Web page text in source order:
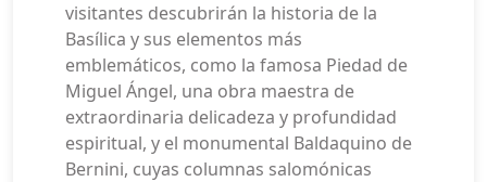
visitantes descubrirán la historia de la
Basílica y sus elementos más
emblemáticos, como la famosa Piedad de
Miguel Ángel, una obra maestra de
extraordinaria delicadeza y profundidad
espiritual, y el monumental Baldaquino de
Bernini, cuyas columnas salomónicas